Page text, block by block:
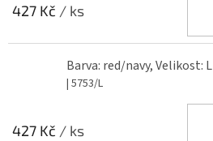
427 Kč / ks
Barva: red/navy, Velikost: L
| 5753/L
427 Kč / ks